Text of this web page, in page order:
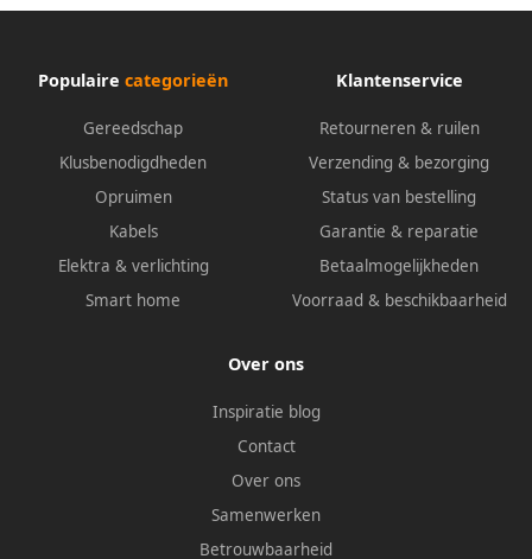
Populaire categorieën
Gereedschap
Klusbenodigdheden
Opruimen
Kabels
Elektra & verlichting
Smart home
Klantenservice
Retourneren & ruilen
Verzending & bezorging
Status van bestelling
Garantie & reparatie
Betaalmogelijkheden
Voorraad & beschikbaarheid
Over ons
Inspiratie blog
Contact
Over ons
Samenwerken
Betrouwbaarheid